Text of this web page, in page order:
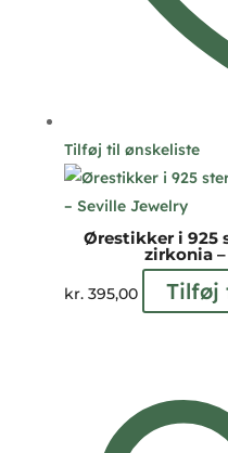
Tilføj til ønskeliste
Ørestikker i 925
zirkonia
kr.395,00 Tilføj